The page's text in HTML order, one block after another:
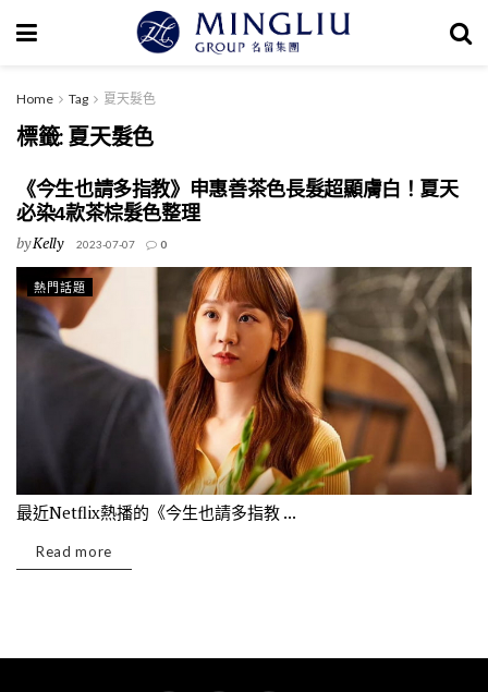
Home Tag 夏天髮色
標籤: 夏天髮色
《今生也請多指教》申惠善茶色長髮超顯膚白！夏天
必染4款茶棕髮色整理
byKelly 2023-07-07 0
熱門話題
最近Netflix熱播的《今生也請多指教 ...
Read more